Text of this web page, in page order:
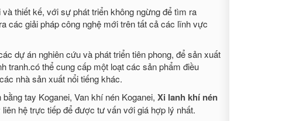
thiết kế, với sự phát triển không ngừng để tìm ra
các giải pháp công nghệ mới trên tất cả các lĩnh vực
dự án nghiên cứu và phát triển tiên phong, để sản xuất
tranh.có thể cung cấp một loạt các sản phẩm điều
nhà sản xuất nổi tiếng khác.
tay Koganei, Van khí nén Koganei, Xi lanh khí nén
hệ trực tiếp để được tư vấn với giá hợp lý nhất.